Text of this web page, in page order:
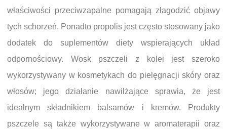
właściwości przeciwzapalne pomagają złagodzić objawy
tych schorzeń. Ponadto propolis jest często stosowany jako
dodatek do suplementów diety wspierających układ
odpornościowy. Wosk pszczeli z kolei jest szeroko
wykorzystywany w kosmetykach do pielęgnacji skóry oraz
włosów; jego działanie nawilżające sprawia, że jest
idealnym składnikiem balsamów i kremów. Produkty
pszczele są także wykorzystywane w aromaterapii oraz